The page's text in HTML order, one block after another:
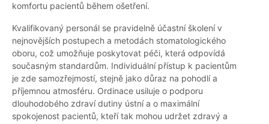
komfortu pacientů během ošetření.
Kvalifikovaný personál se pravidelně účastní školení v
nejnovějších postupech a metodách stomatologického
oboru, což umožňuje poskytovat péči, která odpovídá
současným standardům. Individuální přístup k pacientům
je zde samozřejmostí, stejně jako důraz na pohodlí a
příjemnou atmosféru. Ordinace usiluje o podporu
dlouhodobého zdraví dutiny ústní a o maximální
spokojenost pacientů, kteří tak mohou udržet zdravý a